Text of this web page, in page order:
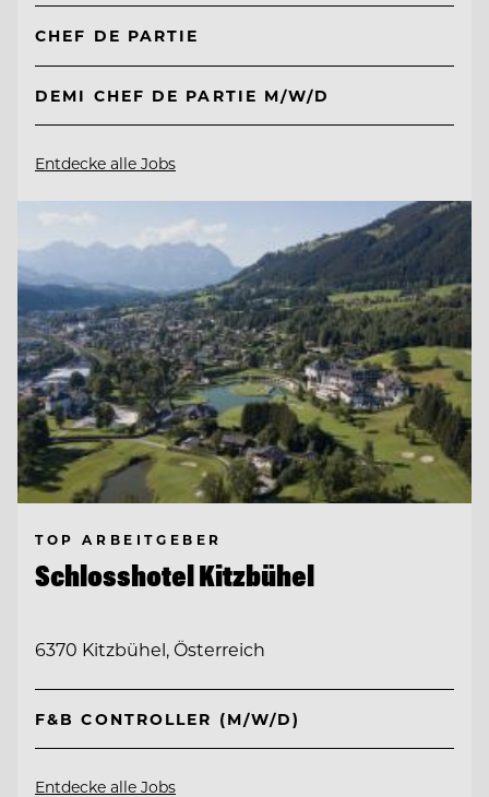
CHEF DE PARTIE
DEMI CHEF DE PARTIE M/W/D
Entdecke alle Jobs
TOP ARBEITGEBER
Schlosshotel Kitzbühel
6370 Kitzbühel, Österreich
F&B CONTROLLER (M/W/D)
Entdecke alle Jobs